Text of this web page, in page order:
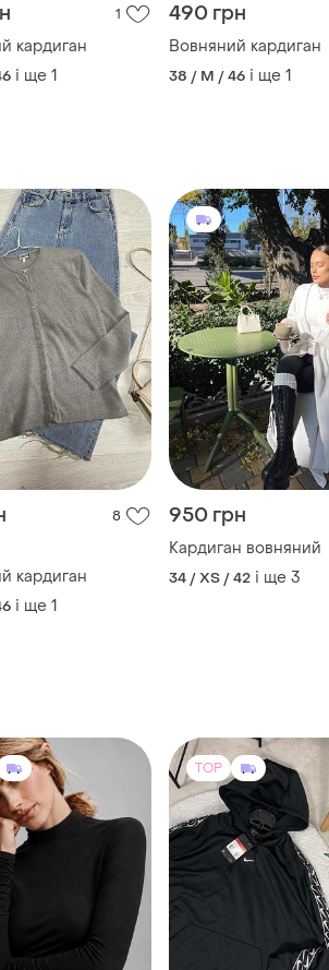
1
кардиган
і ще 1
490 грн
Вовняний кардиган
38 / M / 46 і ще 1
8
кардиган
і ще 1
950 грн
Кардиган вовняний
34 / XS / 42 і ще 3
TOP